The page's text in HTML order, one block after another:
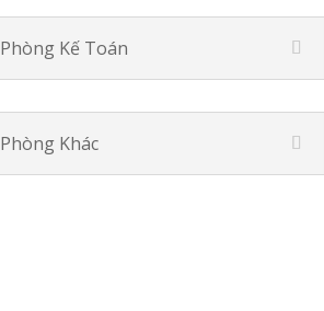
Phòng Kế Toán
Phòng Khác